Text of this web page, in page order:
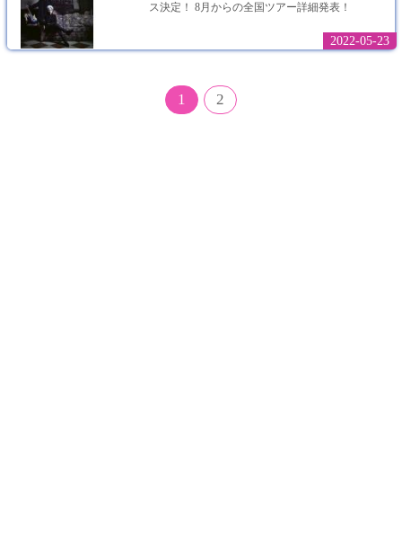
ス決定！ 8月からの全国ツアー詳細発表！
2022-05-23
1 2